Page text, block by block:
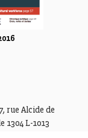
7, rue Alcide de
L-1013